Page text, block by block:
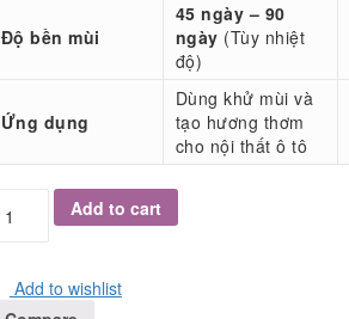
Độ bền mùi
45 ngày – 90
ngày (Tùy nhiệt
độ)
Ứng dụng
Dùng khử mùi và
tạo hương thơm
cho nội thất ô tô
Add to cart
Add to wishlist